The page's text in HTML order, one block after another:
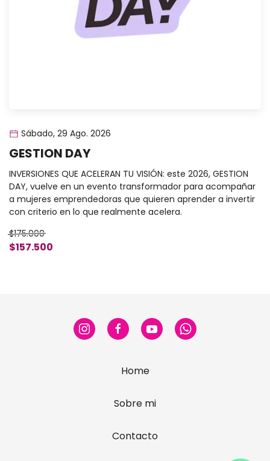
Sábado, 29 Ago. 2026
GESTION DAY
INVERSIONES QUE ACELERAN TU VISIÓN: este 2026, GESTION
DAY, vuelve en un evento transformador para acompañar
a mujeres emprendedoras que quieren aprender a invertir
con criterio en lo que realmente acelera.
$175.000
$157.500
Home
Sobre mi
Contacto